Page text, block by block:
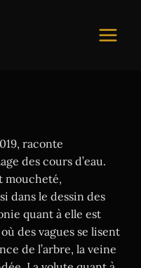
raconte
des cours d’eau.
moucheté,
dans le dessin des
quant à elle est
des vagues se lisent
de l’arbre, la veine